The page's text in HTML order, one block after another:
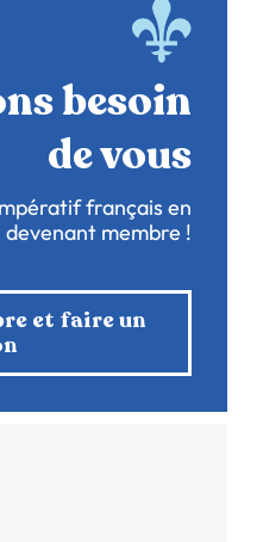
besoin
de vous
français en
membre !
et faire un